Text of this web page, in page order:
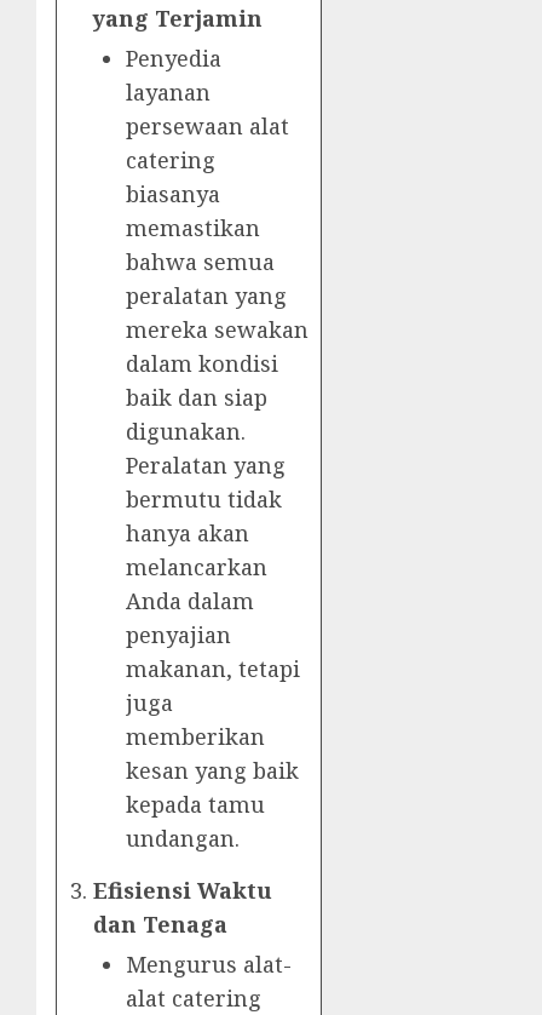
yang Terjamin
Penyedia
layanan
persewaan alat
catering
biasanya
memastikan
bahwa semua
peralatan yang
mereka sewakan
dalam kondisi
baik dan siap
digunakan.
Peralatan yang
bermutu tidak
hanya akan
melancarkan
Anda dalam
penyajian
makanan, tetapi
juga
memberikan
kesan yang baik
kepada tamu
undangan.
Efisiensi Waktu
dan Tenaga
Mengurus alat-
alat catering